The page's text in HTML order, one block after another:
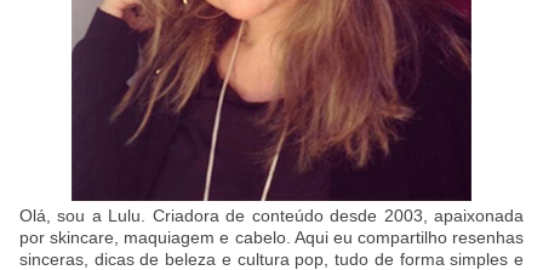
Olá, sou a Lulu. Criadora de conteúdo desde 2003, apaixonada
por skincare, maquiagem e cabelo. Aqui eu compartilho resenhas
sinceras, dicas de beleza e cultura pop, tudo de forma simples e